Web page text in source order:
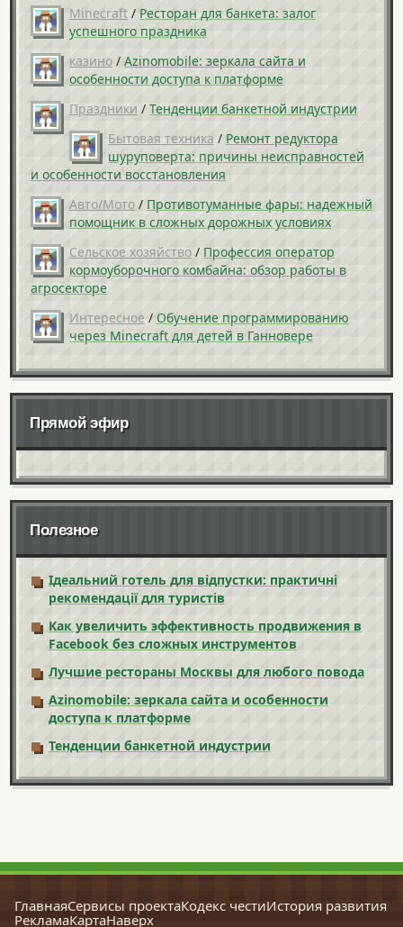
Minecraft / Ресторан для банкета: залог
успешного праздника
казино / Azinomobile: зеркала сайта и
особенности доступа к платформе
Праздники / Тенденции банкетной индустрии
Бытовая техника / Ремонт редуктора
шуруповерта: причины неисправностей
и особенности восстановления
Авто/Мото / Противотуманные фары: надежный
помощник в сложных дорожных условиях
Сельское хозяйство / Профессия оператор
кормоуборочного комбайна: обзор работы в
агросекторе
Интересное / Обучение программированию
через Minecraft для детей в Ганновере
Прямой эфир
Полезное
Ідеальний готель для відпустки: практичні
рекомендації для туристів
Как увеличить эффективность продвижения в
Facebook без сложных инструментов
Лучшие рестораны Москвы для любого повода
Azinomobile: зеркала сайта и особенности
доступа к платформе
Тенденции банкетной индустрии
ГлавнаяСервисы проектаКодекс честиИстория развития
РекламаКартаНаверх